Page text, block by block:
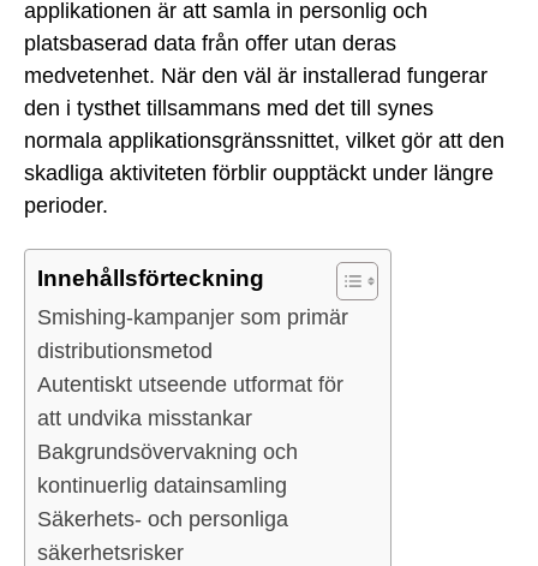
applikationen är att samla in personlig och
platsbaserad data från offer utan deras
medvetenhet. När den väl är installerad fungerar
den i tysthet tillsammans med det till synes
normala applikationsgränssnittet, vilket gör att den
skadliga aktiviteten förblir oupptäckt under längre
perioder.
Innehållsförteckning
Smishing-kampanjer som primär
distributionsmetod
Autentiskt utseende utformat för
att undvika misstankar
Bakgrundsövervakning och
kontinuerlig datainsamling
Säkerhets- och personliga
säkerhetsrisker